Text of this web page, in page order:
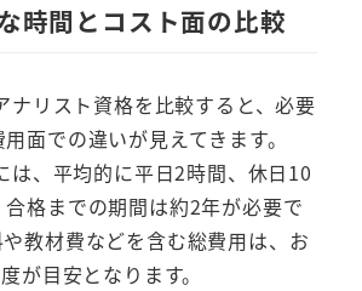
時間とコスト面の比較
ナリスト資格を比較すると、必要
面での違いが見えてきます。
は、平均的に平日2時間、休日10
格までの期間は約2年が必要で
教材費などを含む総費用は、お
が目安となります。